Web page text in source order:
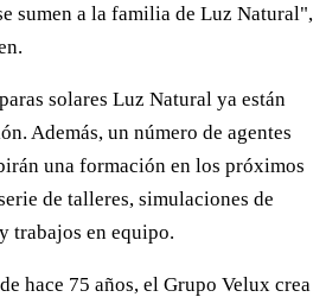
sumen a la familia de Luz Natural",
solares Luz Natural ya están
Además, un número de agentes
una formación en los próximos
de talleres, simulaciones de
trabajos en equipo.
hace 75 años, el Grupo Velux crea